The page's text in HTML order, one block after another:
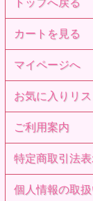
トップへ戻る
カートを見る
マイページへ
お気に入りリ
ご利用案内
特定商取引法
個人情報の取